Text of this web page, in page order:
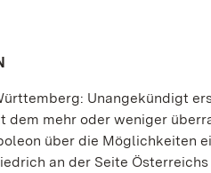
Unangekündigt
dem mehr oder weniger
über die Möglichkeiten
an der Seite